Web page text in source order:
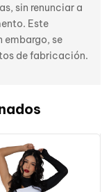
sin renunciar a
Este
embargo, se
de fabricación.